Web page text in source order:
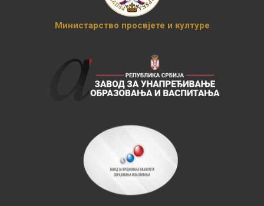
Министарство просвјете и културе